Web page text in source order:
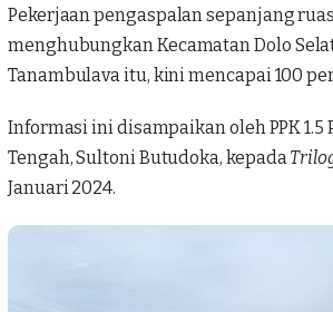
Pekerjaan pengaspalan sepanjang
menghubungkan Kecamatan Dolo
Tanambulava itu, kini mencapai 100
Informasi ini disampaikan oleh PPK 1.5
Tengah, Sultoni Butudoka, kepada
Januari 2024.